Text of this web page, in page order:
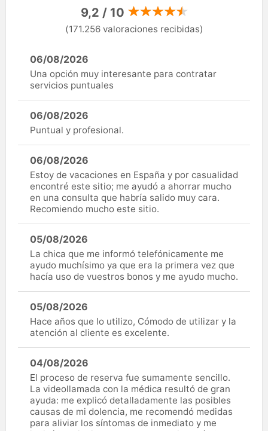
9,2 / 10
(171.256 valoraciones recibidas)
06/08/2026
Una opción muy interesante para contratar
servicios puntuales
06/08/2026
Puntual y profesional.
06/08/2026
Estoy de vacaciones en España y por casualidad
encontré este sitio; me ayudó a ahorrar mucho
en una consulta que habría salido muy cara.
Recomiendo mucho este sitio.
05/08/2026
La chica que me informó telefónicamente me
ayudo muchísimo ya que era la primera vez que
hacía uso de vuestros bonos y me ayudo mucho.
05/08/2026
Hace años que lo utilizo, Cómodo de utilizar y la
atención al cliente es excelente.
04/08/2026
El proceso de reserva fue sumamente sencillo.
La videollamada con la médica resultó de gran
ayuda: me explicó detalladamente las posibles
causas de mi dolencia, me recomendó medidas
para aliviar los síntomas de inmediato y me